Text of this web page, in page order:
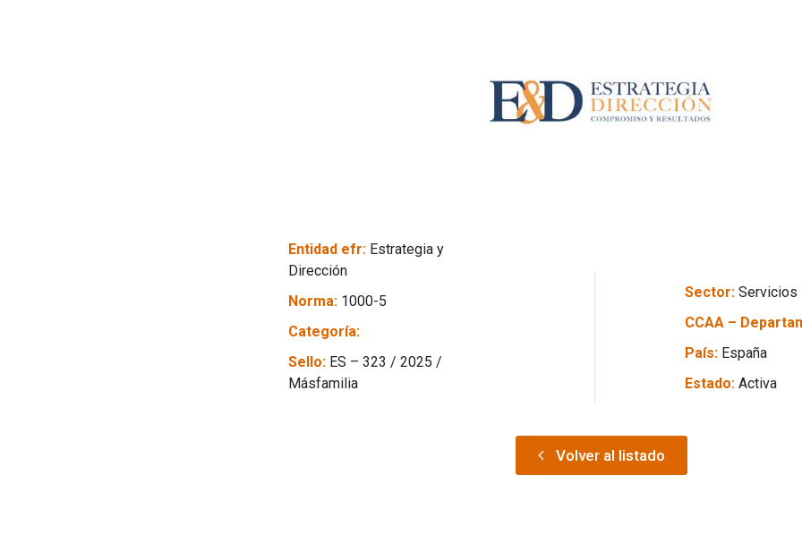
Entidad efr: Estrategia y
Dirección
Norma: 1000-5
Categoría:
Sello: ES – 323 / 2025 /
Másfamilia
Sector: Servicios
CCAA –
País: España
Estado: Activa
Volver al listado